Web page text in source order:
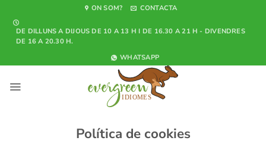
contenido
ON SOM? CONTACTA
DE DILLUNS A DIJOUS DE 10 A 13 H I DE 16.30 A 21 H - DIVENDRES
DE 16 A 20.30 H.
WHATSAPP
Política de cookies